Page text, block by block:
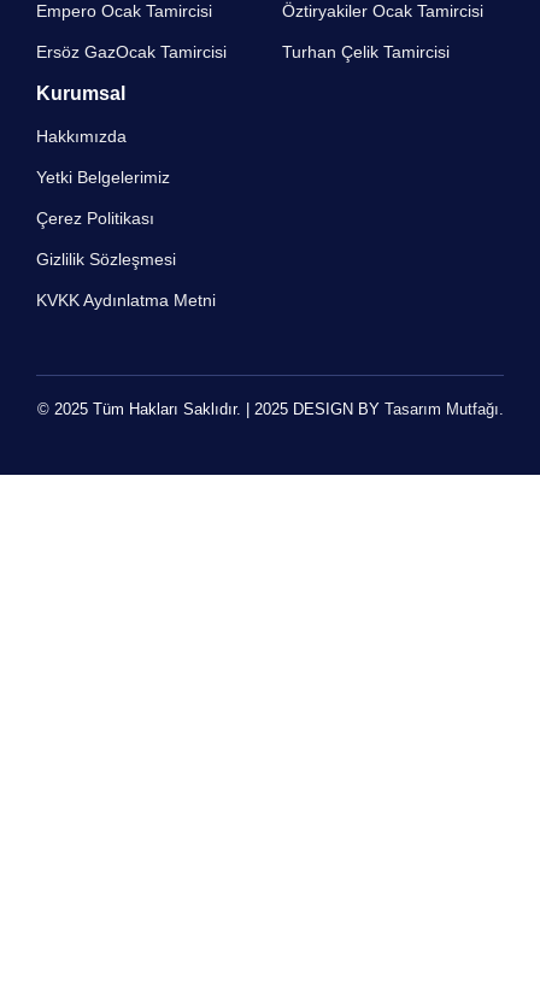
Empero Ocak Tamircisi​
Ersöz GazOcak Tamircisi​
Öztiryakiler Ocak Tamircisi
Turhan Çelik Tamircisi
Kurumsal
Hakkımızda
Yetki Belgelerimiz
Çerez Politikası
Gizlilik Sözleşmesi
KVKK Aydınlatma Metni
© 2025 Tüm Hakları Saklıdır. | 2025 DESIGN BY Tasarım Mutfağı.